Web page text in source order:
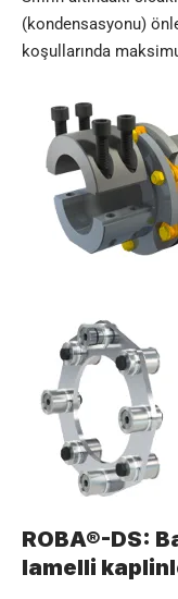
(kondensasyonu)
koşullarında
ROBA®-DS:
lamelli